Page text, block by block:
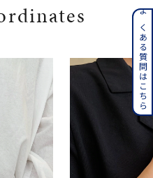
よくある質問はこちら